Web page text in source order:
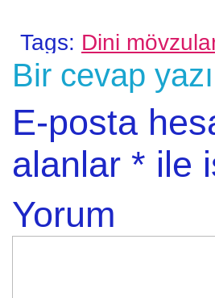
Tags: Dini
Bir cevap
E-posta
alanlar * ile
Yorum